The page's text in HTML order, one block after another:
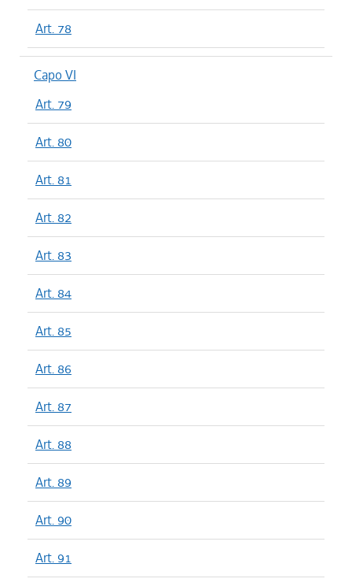
Art. 78
Capo VI
Art. 79
Art. 80
Art. 81
Art. 82
Art. 83
Art. 84
Art. 85
Art. 86
Art. 87
Art. 88
Art. 89
Art. 90
Art. 91